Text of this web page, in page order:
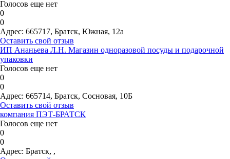
Голосов еще нет
0
0
Адрес: 665717, Братск, Южная, 12а
Оставить свой отзыв
ИП Ананьева Л.Н. Магазин одноразовой посуды и подарочной
упаковки
Голосов еще нет
0
0
Адрес: 665714, Братск, Сосновая, 10Б
Оставить свой отзыв
компания ПЭТ-БРАТСК
Голосов еще нет
0
0
Адрес: Братск, ,